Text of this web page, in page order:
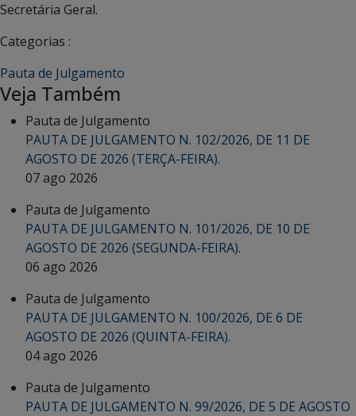
Secretária Geral.
Categorias :
Pauta de Julgamento
Veja Também
Pauta de Julgamento
PAUTA DE JULGAMENTO N. 102/2026, DE 11 DE
AGOSTO DE 2026 (TERÇA-FEIRA).
07 ago 2026
Pauta de Julgamento
PAUTA DE JULGAMENTO N. 101/2026, DE 10 DE
AGOSTO DE 2026 (SEGUNDA-FEIRA).
06 ago 2026
Pauta de Julgamento
PAUTA DE JULGAMENTO N. 100/2026, DE 6 DE
AGOSTO DE 2026 (QUINTA-FEIRA).
04 ago 2026
Pauta de Julgamento
PAUTA DE JULGAMENTO N. 99/2026, DE 5 DE AGOSTO